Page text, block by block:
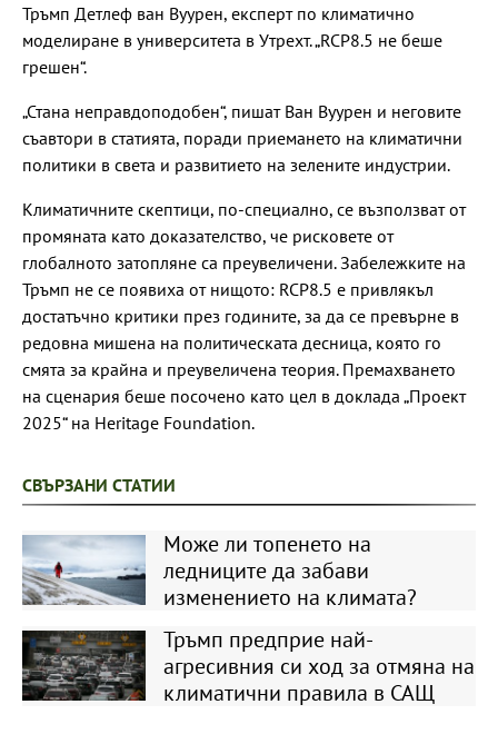
Тръмп Детлеф ван Вуурен, експерт по климатично
моделиране в университета в Утрехт. „RCP8.5 не беше
грешен“.
„Стана неправдоподобен“, пишат Ван Вуурен и неговите
съавтори в статията, поради приемането на климатични
политики в света и развитието на зелените индустрии.
Климатичните скептици, по-специално, се възползват от
промяната като доказателство, че рисковете от
глобалното затопляне са преувеличени. Забележките на
Тръмп не се появиха от нищото: RCP8.5 е привлякъл
достатъчно критики през годините, за да се превърне в
редовна мишена на политическата десница, която го
смята за крайна и преувеличена теория. Премахването
на сценария беше посочено като цел в доклада „Проект
2025“ на Heritage Foundation.
СВЪРЗАНИ СТАТИИ
Може ли топенето на
ледниците да забави
изменението на климата?
Тръмп предприе най-
агресивния си ход за отмяна на
климатични правила в САЩ